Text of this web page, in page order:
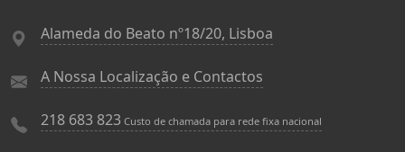
Alameda do Beato nº18/20, Lisboa
A Nossa Localização e Contactos
218 683 823 Custo de chamada para rede fixa nacional